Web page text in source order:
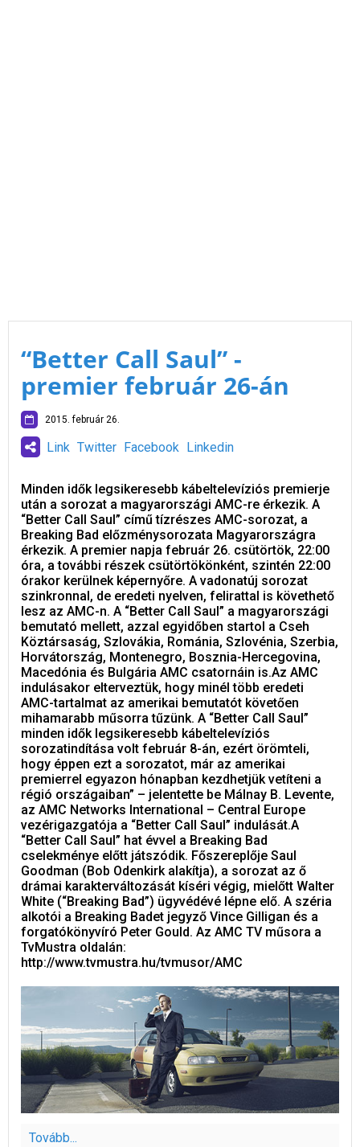
“Better Call Saul” -
premier február 26-án
2015. február 26.
Link Twitter Facebook Linkedin
Minden idők legsikeresebb kábeltelevíziós premierje
után a sorozat a magyarországi AMC-re érkezik. A
“Better Call Saul” című tízrészes AMC-sorozat, a
Breaking Bad előzménysorozata Magyarországra
érkezik. A premier napja február 26. csütörtök, 22:00
óra, a további részek csütörtökönként, szintén 22:00
órakor kerülnek képernyőre. A vadonatúj sorozat
szinkronnal, de eredeti nyelven, felirattal is követhető
lesz az AMC-n. A “Better Call Saul” a magyarországi
bemutató mellett, azzal egyidőben startol a Cseh
Köztársaság, Szlovákia, Románia, Szlovénia, Szerbia,
Horvátország, Montenegro, Bosznia-Hercegovina,
Macedónia és Bulgária AMC csatornáin is.Az AMC
indulásakor elterveztük, hogy minél több eredeti
AMC-tartalmat az amerikai bemutatót követően
mihamarabb műsorra tűzünk. A “Better Call Saul”
minden idők legsikeresebb kábeltelevíziós
sorozatindítása volt február 8-án, ezért örömteli,
hogy éppen ezt a sorozatot, már az amerikai
premierrel egyazon hónapban kezdhetjük vetíteni a
régió országaiban” – jelentette be Málnay B. Levente,
az AMC Networks International – Central Europe
vezérigazgatója a “Better Call Saul” indulását.A
“Better Call Saul” hat évvel a Breaking Bad
cselekménye előtt játszódik. Főszereplője Saul
Goodman (Bob Odenkirk alakítja), a sorozat az ő
drámai karakterváltozását kíséri végig, mielőtt Walter
White (“Breaking Bad”) ügyvédévé lépne elő. A széria
alkotói a Breaking Badet jegyző Vince Gilligan és a
forgatókönyvíró Peter Gould. Az AMC TV műsora a
TvMustra oldalán:
http://www.tvmustra.hu/tvmusor/AMC
Tovább...